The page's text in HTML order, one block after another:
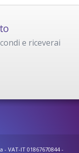
e riceverai
VAT-IT 01867670844 -